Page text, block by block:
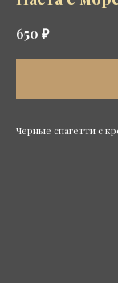
650 ₽
Черные спагетти с